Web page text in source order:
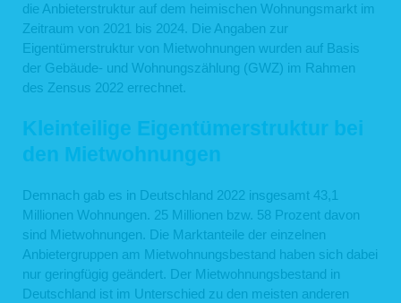
die Anbieterstruktur auf dem heimischen Wohnungsmarkt im
Zeitraum von 2021 bis 2024. Die Angaben zur
Eigentümerstruktur von Mietwohnungen wurden auf Basis
der Gebäude- und Wohnungszählung (GWZ) im Rahmen
des Zensus 2022 errechnet.
Kleinteilige Eigentümerstruktur bei
den Mietwohnungen
Demnach gab es in Deutschland 2022 insgesamt 43,1
Millionen Wohnungen. 25 Millionen bzw. 58 Prozent davon
sind Mietwohnungen. Die Marktanteile der einzelnen
Anbietergruppen am Mietwohnungsbestand haben sich dabei
nur geringfügig geändert. Der Mietwohnungsbestand in
Deutschland ist im Unterschied zu den meisten anderen